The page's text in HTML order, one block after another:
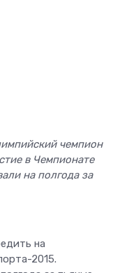
чемпион
в Чемпионате
на полгода за
на
2015.